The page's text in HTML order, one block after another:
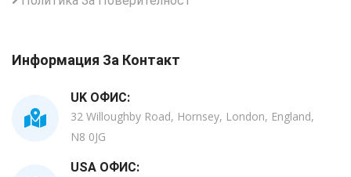
Информация За Контакт
UK ОФИС:
32 Willoughby Road, Hornsey, London, England,
N8 0JG
USA ОФИС: